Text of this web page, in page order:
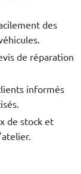
des
de réparation
informés
de stock et